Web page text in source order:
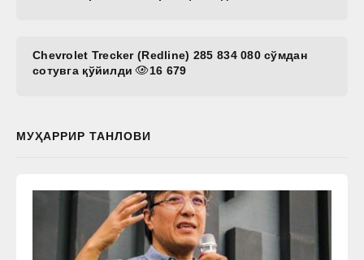
Chevrolet Trecker (Redline) 285 834 080 сўмдан
сотувга қўйилди
16 679
МУҲАРРИР ТАНЛОВИ